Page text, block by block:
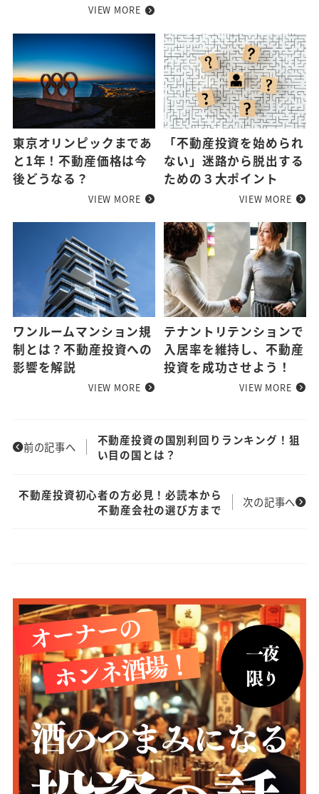
VIEW MORE
東京オリンピックまであ
と1年！不動産価格は今
後どうなる？
VIEW MORE
「不動産投資を始められ
ない」迷路から脱出する
ための３大ポイント
VIEW MORE
ワンルームマンション規
制とは？不動産投資への
影響を解説
VIEW MORE
テナントリテンションで
入居率を維持し、不動産
投資を成功させよう！
VIEW MORE
前の記事へ
不動産投資の国別利回りランキング！狙
い目の国とは？
次の記事へ
不動産投資初心者の方必見！必読本から
不動産会社の選び方まで